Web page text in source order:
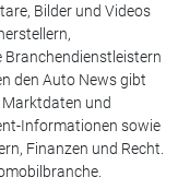
Bilder und Videos
den Auto News gibt
und
Informationen sowie
Finanzen und Recht.